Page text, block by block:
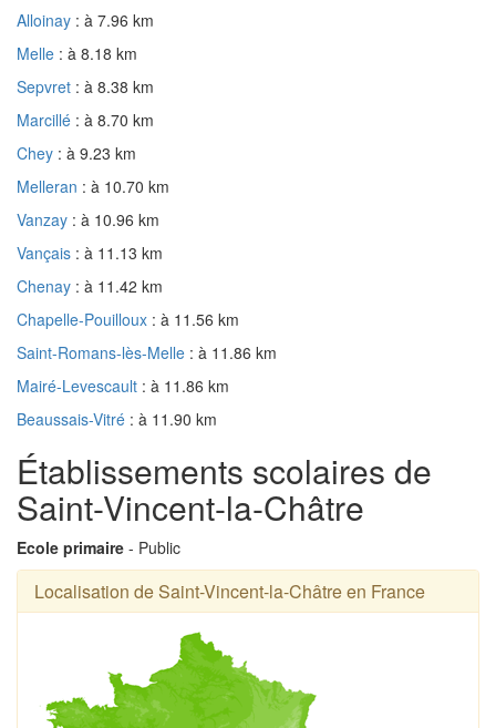
Alloinay : à 7.96 km
Melle : à 8.18 km
Sepvret : à 8.38 km
Marcillé : à 8.70 km
Chey : à 9.23 km
Melleran : à 10.70 km
Vanzay : à 10.96 km
Vançais : à 11.13 km
Chenay : à 11.42 km
Chapelle-Pouilloux : à 11.56 km
Saint-Romans-lès-Melle : à 11.86 km
Mairé-Levescault : à 11.86 km
Beaussais-Vitré : à 11.90 km
Établissements scolaires de
Saint-Vincent-la-Châtre
Ecole primaire - Public
Localisation de Saint-Vincent-la-Châtre en France